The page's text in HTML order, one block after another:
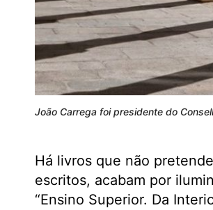
João Carrega foi presidente do
Há livros que não
escritos, acabam por
“Ensino Superior. Da